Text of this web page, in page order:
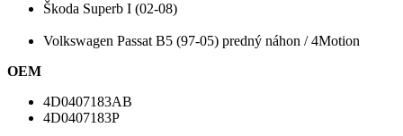
Škoda Superb I (02-08)
Volkswagen Passat B5 (97-05) predný náhon / 4Motion
OEM
4D0407183AB
4D0407183P